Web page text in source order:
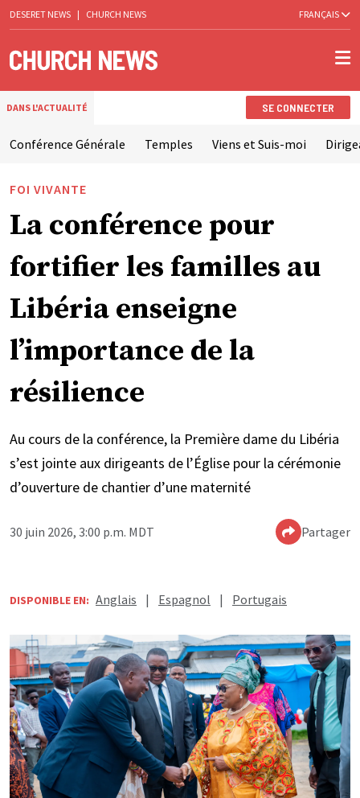
DESERET NEWS | CHURCH NEWS FRANÇAIS
DANS L'ACTUALITÉ SE CONNECTER
Conférence Générale Temples Viens et Suis-moi
FOI VIVANTE
La conférence pour
fortifier les familles au
Libéria enseigne
l’importance de la
résilience
Au cours de la conférence, la Première dame du Libéria
s’est jointe aux dirigeants de l’Église pour la cérémonie
d’ouverture de chantier d’une maternité
30 juin 2026, 3:00 p.m. MDT Partager
DISPONIBLE EN: Anglais | Espagnol | Portugais